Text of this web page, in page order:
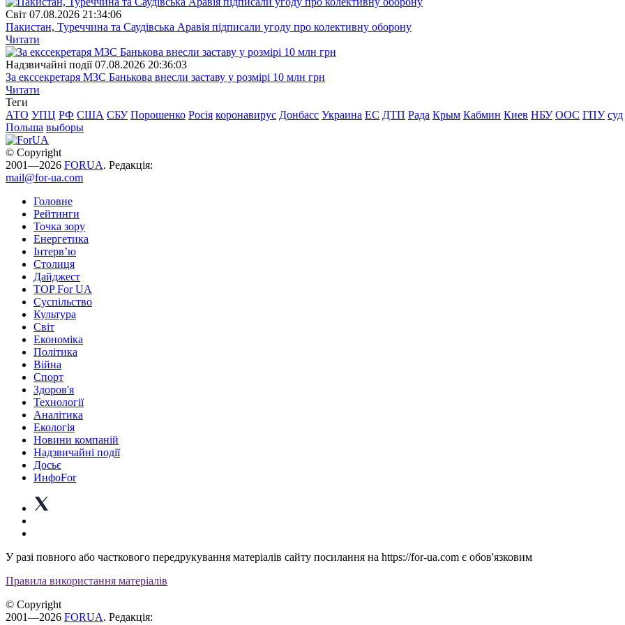
Свiт 07.08.2026 21:34:06
Пакистан, Туреччина та Саудівська Аравія підписали угоду про колективну оборону
Читати
Надзвичайні події 07.08.2026 20:36:03
За екссекретаря МЗС Банькова внесли заставу у розмірі 10 млн грн
Читати
Теги
АТО УПЦ РФ США СБУ Порошенко Росія коронавирус Донбасс Украина ЕС ДТП Рада Крым Кабмин Киев НБУ ООС ГПУ суд
Польша выборы
© Copyright
2001—2026 FORUA. Редакція:
mail@for-ua.com
Головне
Рейтинги
Точка зору
Енергетика
Інтерв’ю
Столиця
Дайджест
TOP For UA
Суспiльство
Культура
Світ
Економіка
Політика
Війна
Спорт
Здоров'я
Технології
Аналітика
Екологія
Новини компаній
Надзвичайні події
Досьє
ИнфоFor
У разі повного або часткового передрукування матеріалів сайту посилання на https://for-ua.com є обов'язковим
Правила використання матеріалів
© Copyright
2001—2026 FORUA. Редакція: